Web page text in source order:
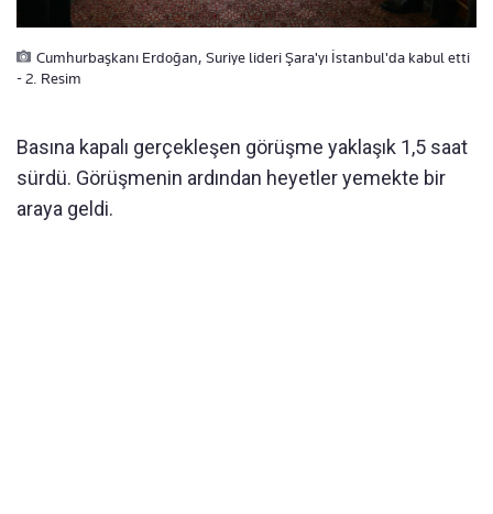
Cumhurbaşkanı Erdoğan, Suriye lideri Şara'yı İstanbul'da kabul etti
- 2. Resim
Basına kapalı gerçekleşen görüşme yaklaşık 1,5 saat
sürdü. Görüşmenin ardından heyetler yemekte bir
araya geldi.